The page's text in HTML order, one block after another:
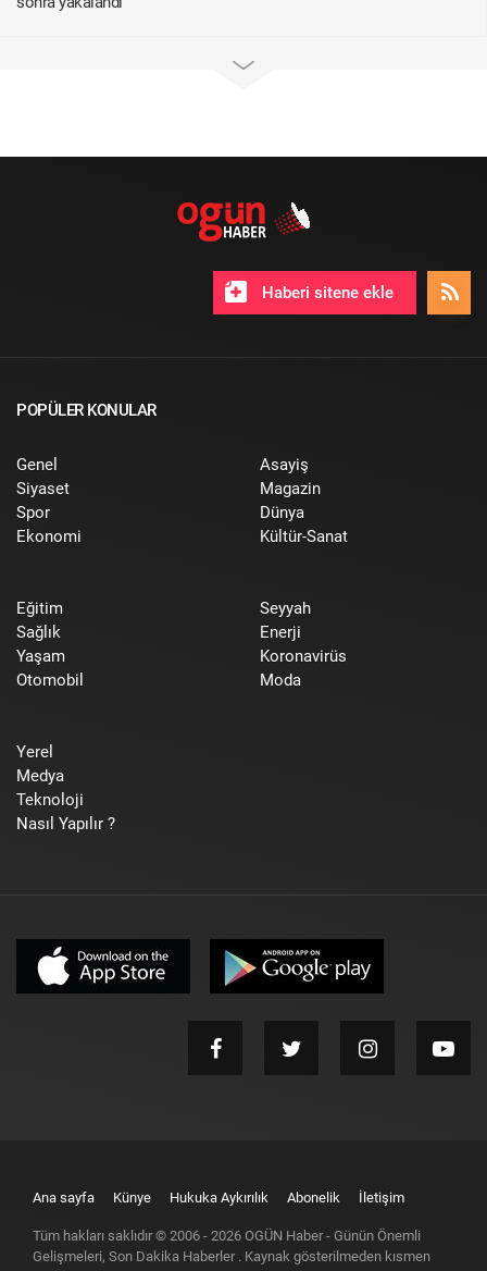
Haberi sitene ekle
POPÜLER KONULAR
Genel
Siyaset
Spor
Ekonomi
Asayiş
Magazin
Dünya
Kültür-Sanat
Eğitim
Sağlık
Yaşam
Otomobil
Seyyah
Enerji
Koronavirüs
Moda
Yerel
Medya
Teknoloji
Nasıl Yapılır ?
Ana sayfa Künye Hukuka Aykırılık Abonelik İletişim
Tüm hakları saklıdır © 2006 - 2026 OGÜN Haber - Günün Önemli
Gelişmeleri, Son Dakika Haberler . Kaynak gösterilmeden kısmen